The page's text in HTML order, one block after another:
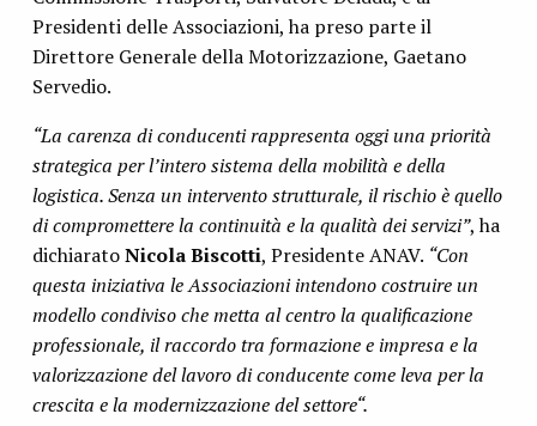
Presidenti delle Associazioni, ha preso parte il
Direttore Generale della Motorizzazione, Gaetano
Servedio.
“La carenza di conducenti rappresenta oggi una priorità
strategica per l’intero sistema della mobilità e della
logistica. Senza un intervento strutturale, il rischio è quello
di compromettere la continuità e la qualità dei servizi”, ha
dichiaratoNicola Biscotti, Presidente ANAV. “Con
questa iniziativa le Associazioni intendono costruire un
modello condiviso che metta al centro la qualificazione
professionale, il raccordo tra formazione e impresa e la
valorizzazione del lavoro di conducente come leva per la
crescita e la modernizzazione del settore“.